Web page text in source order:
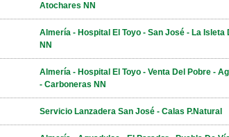
Atochares NN
Almería - Hospital El Toyo - San José - La Isleta
NN
Almería - Hospital El Toyo - Venta Del Pobre -
- Carboneras NN
Servicio Lanzadera San José - Calas P.Natural